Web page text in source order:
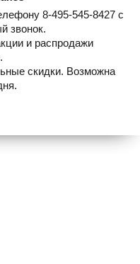
8-495-545-8427 с
звонок.
и распродажи
скидки. Возможна